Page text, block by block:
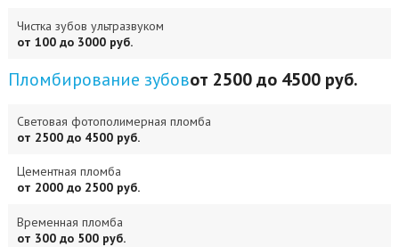
Чистка зубов ультразвуком
от 100 до 3000 руб.
Пломбирование зубовот 2500 до 4500 руб.
Световая фотополимерная пломба
от 2500 до 4500 руб.
Цементная пломба
от 2000 до 2500 руб.
Временная пломба
от 300 до 500 руб.